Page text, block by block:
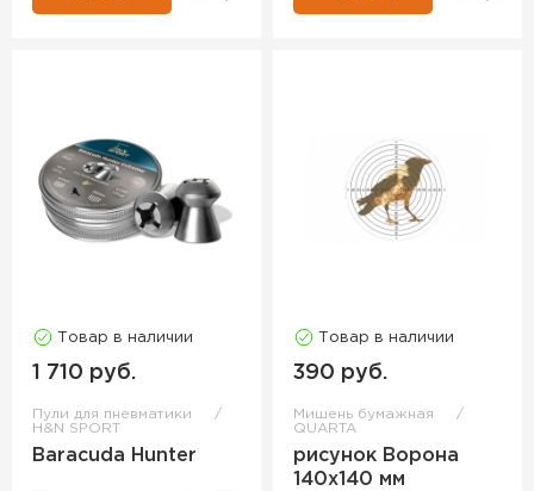
Товар в наличии
1 710 руб.
Пули для пневматики
H&N SPORT
Baracuda Hunter
Товар в наличии
390 руб.
Мишень бумажная
QUARTA
рисунок Ворона
140х140 мм